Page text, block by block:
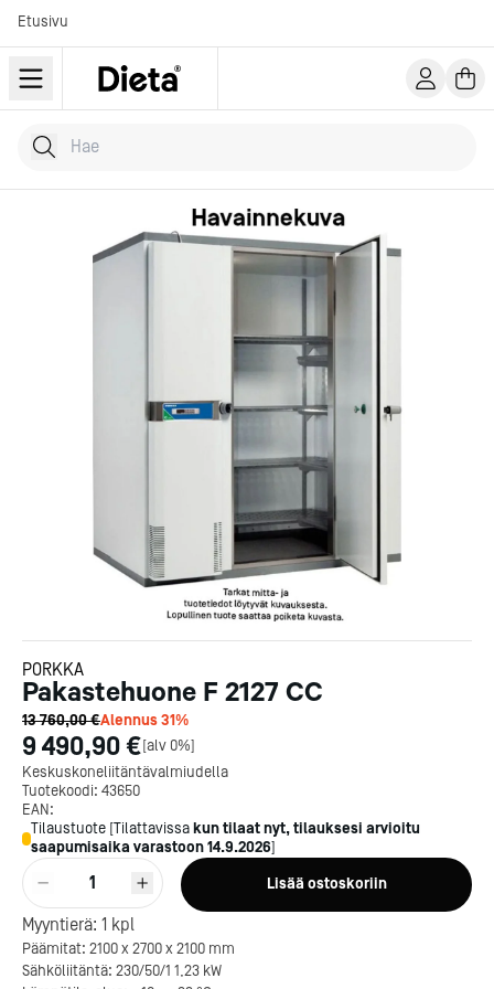
Etusivu
Hae tuotteita
Kirjoita hakusana...
PORKKA
Pakastehuone F 2127 CC
13 760,00 €Alennus31%
9 490,90 €[alv 0%]
Keskuskoneliitäntävalmiudella
Tuotekoodi: 43650
EAN:
Tilaustuote [Tilattavissa kun tilaat nyt, tilauksesi arvioitu
saapumisaika varastoon14.9.2026]
1 Lisää ostoskoriin
Myyntierä: 1 kpl
Päämitat: 2100 x 2700 x 2100 mm
Sähköliitäntä: 230/50/1 1,23 kW